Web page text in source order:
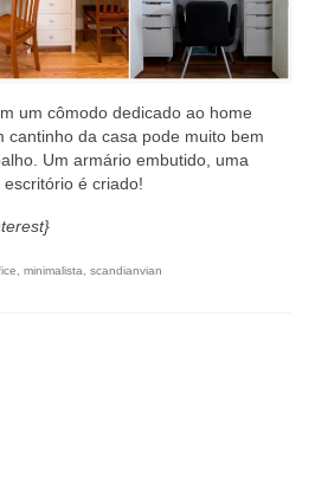
um cômodo dedicado ao home
cantinho da casa pode muito bem
Um armário embutido, uma
é criado!
minimalista scandianvian